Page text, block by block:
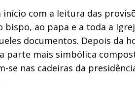
com a leitura das
ao papa e a toda a
documentos. Depois da
parte mais simbólica
se nas cadeiras da